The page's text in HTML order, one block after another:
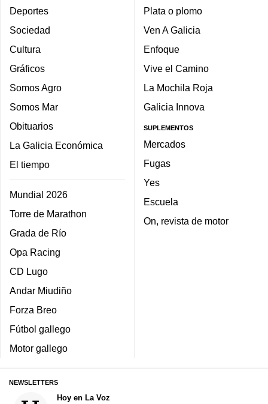
Deportes
Sociedad
Cultura
Gráficos
Somos Agro
Somos Mar
Obituarios
La Galicia Económica
El tiempo
Mundial 2026
Torre de Marathon
Grada de Río
Opa Racing
CD Lugo
Andar Miudiño
Forza Breo
Fútbol gallego
Motor gallego
Plata o plomo
Ven A Galicia
Enfoque
Vive el Camino
La Mochila Roja
Galicia Innova
SUPLEMENTOS
Mercados
Fugas
Yes
Escuela
On, revista de motor
NEWSLETTERS
Hoy en La Voz